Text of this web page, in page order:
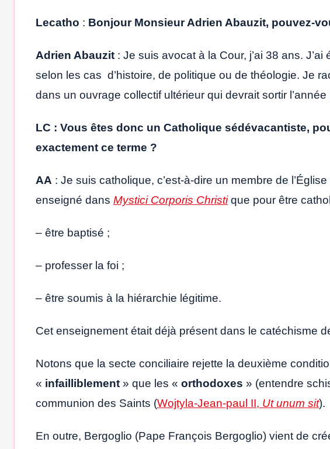
Lecatho : Bonjour Monsieur Adrien Abauzit, pouvez-
Adrien Abauzit : Je suis avocat à la Cour, j’ai 38 ans.
selon les cas d’histoire, de politique ou de théologie. Je
dans un ouvrage collectif ultérieur qui devrait sortir
LC : Vous êtes donc un Catholique sédévacantiste,
exactement ce terme ?
AA : Je suis catholique, c’est-à-dire un membre de
enseigné dans Mystici Corporis Christique pour être
– être baptisé ;
– professer la foi ;
– être soumis à la hiérarchie légitime.
Cet enseignement était déjà présent dans le catéchisme
Notons que la secte conciliaire rejette la deuxième
« infailliblement » que les « orthodoxes » (entendre
communion des Saints (Wojtyla-Jean-paul II, Ut unum sit).
En outre, Bergoglio (Pape François Bergoglio) vient de